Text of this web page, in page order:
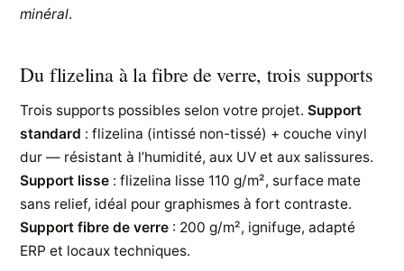
minéral.
Du flizelina à la fibre de verre, trois supports
Trois supports possibles selon votre projet.Support
standard : flizelina (intissé non-tissé) + couche vinyl
dur — résistant à l’humidité, aux UV et aux salissures.
Support lisse : flizelina lisse 110 g/m², surface mate
sans relief, idéal pour graphismes à fort contraste.
Support fibre de verre : 200 g/m², ignifuge, adapté
ERP et locaux techniques.